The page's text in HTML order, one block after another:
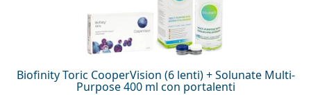
Biofinity Toric CooperVision (6 lenti) + Solunate Multi-
Purpose 400 ml con portalenti